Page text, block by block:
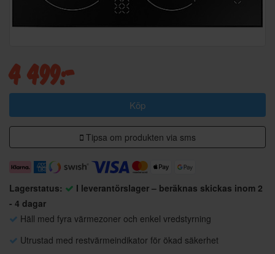
4 499:-
Köp
Tipsa om produkten via sms
Lagerstatus:
I leverantörslager – beräknas skickas inom 2
- 4 dagar
Häll med fyra värmezoner och enkel vredstyrning
Utrustad med restvärmeindikator för ökad säkerhet